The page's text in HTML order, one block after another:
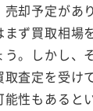
売却予定があ
まず買取相場
う。しかし、
査定を受け
能性もあると